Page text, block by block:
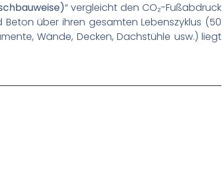
“ vergleicht den CO₂-Fußabdruck
über ihren gesamten Lebenszyklus (50
Wände, Decken, Dachstühle usw.) liegt